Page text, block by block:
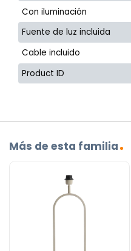
Con iluminación
Fuente de luz incluida
Cable incluido
Product ID
Más de esta familia